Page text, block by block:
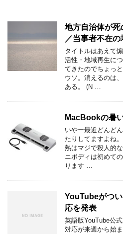
地方自治体が
／当事者不在
タイトルはあえて
活性・地域再生に
てきたのでちょっ
ウソ。消えるのは
ある。 (N …
MacBookの暑
いやー最近どんど
たりしてますよね
熱はマジで殺人的
ニボディは初めて
ります …
YouTubeがつ
応を発表
英語版YouTube公
対応が来週から始